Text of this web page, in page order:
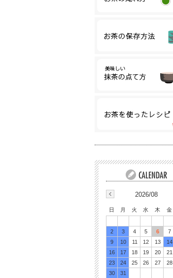
2026/08
日 月 火 水 木 金
2
3 4 5 6 7
9
10 11 12 13 14
16
17 18 19 20 21
23
24 25 26 27 28
30
31